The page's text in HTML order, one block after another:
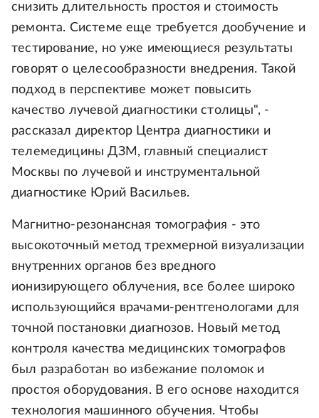
снизить длительность простоя и стоимость
ремонта. Системе еще требуется дообучение и
тестирование, но уже имеющиеся результаты
говорят о целесообразности внедрения. Такой
подход в перспективе может повысить
качество лучевой диагностики столицы", -
рассказал директор Центра диагностики и
телемедицины ДЗМ, главный специалист
Москвы по лучевой и инструментальной
диагностике Юрий Васильев.
Магнитно-резонансная томография - это
высокоточный метод трехмерной визуализации
внутренних органов без вредного
ионизирующего облучения, все более широко
использующийся врачами-рентгенологами для
точной постановки диагнозов. Новый метод
контроля качества медицинских томографов
был разработан во избежание поломок и
простоя оборудования. В его основе находится
технология машинного обучения. Чтобы